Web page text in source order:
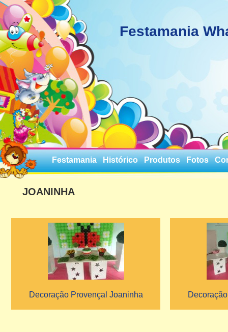
Festamania
Festamania Histórico Produtos Fotos
JOANINHA
Decoração Provençal Joaninha